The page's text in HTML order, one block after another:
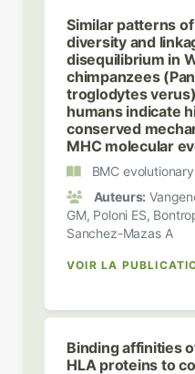
Similar patterns
diversity and
disequilibrium in
chimpanzees (Pan
troglodytes
humans indicate
conserved
MHC molecular
BMC
Auteurs:
GM, Poloni ES,
Sanchez-Mazas A
VOIR LA
Binding affinities
HLA proteins to